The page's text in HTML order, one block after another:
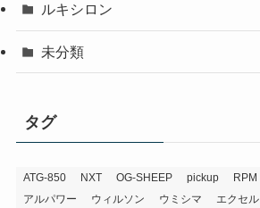
ルキシロン
未分類
タグ
ATG-850 NXT OG-SHEEP pickup RPM
アルパワー
ウィルソン ウミシマ エクセル